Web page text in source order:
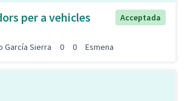
per a vehicles
Acceptada
García Sierra 0 0 Esmena